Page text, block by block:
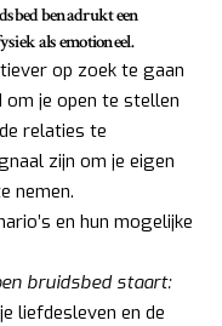
benadrukt een
als emotioneel.
op zoek te gaan
om je open te stellen
relaties te
zijn om je eigen
nemen.
en hun mogelijke
bruidsbed staart:
liefdesleven en de